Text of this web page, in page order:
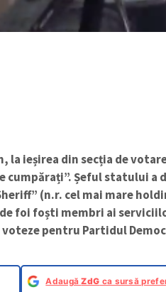
la ieșirea din secția de
cumpărați”. Șeful statului a
(n.r. cel mai mare
foi foști membri ai
pentru Partidul
AdaugăZdG ca sursă